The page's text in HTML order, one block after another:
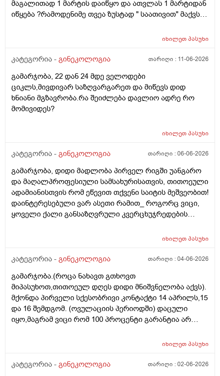
პასუხიც მივიღე და არა, ყველაფერი ჩვეულებრივადაა
არც ჭარბი სისხლდება არ არის.ადრე რომ 7 დღემდე
მითხარით რომ შეიმოწმეთო ტიესეიჩი და კიდევ სხვა
ასაკი 40
მაგალითად 1 მარტის დაიწყო და ათვლას 1 მარტიდან
იწყება ?რამოდენიმე თვეა ზუსტად " საათივით" მაქვს
მეშინია კიდევ ხომ არ ჩამოიწევს? მინდა რომ 25 ან
განმავლობაში ? შესაძლოა ისევ 23 ან 25 დღიანი
რამეა.ზოგადად წლებია აუტოიმონური თირეოდიტი
მაქვს.ხშირად მაქვს სანერვიულო.რითი შეიძლება
უნდაცკვების სახით რომ ვმართო ციკლის დღეები?
იხილეთპასუხი
კატეგორია - გინეკოლოგია თარიღი : 11-06-2026
გამარჯობა, 22 დან 24 მდე ველოდები
ციკლს,მივდივარ საზღვარგარეთ და მიწევს დიდ
ხნიანი მგზავრობა.რა შეიძლება დავლიო ადრე რო
მომივიდეს?
იხილეთპასუხი
კატეგორია - გინეკოლოგია თარიღი :06-06-2026
გამარჯობა, დიდი მადლობა პირველ რიგში უანგარო
და მაღალპროფესიული სამსახურისათვის, თითოეული
ადამიანისთვის რომ ეწევით თქვენი საიტის მეშვეობით!
დაინტერესებული ვარ ასეთი რამით_ როგორც ვიცი,
ყოველი ქალი განსაზღვრული კვერცხუჯრედების
თითოელისთვის, ეს რიცხვი ინდივიდუალურია? რაზეა
(ჩვილობიდან) რომელ პროცესებზე? ქალის
რომ დავუშვათ, ზოგიერთ ქალბატონს მეტი
რაოდენობა აქვთ მათ ორგანიზმში
კვერცხუჯრედებისა, დაბადების პროცესიდან და ზოგს
კი მცირე? მადლობთ!
იხილეთპასუხი
კატეგორია - გინეკოლოგია თარიღი :04-06-2026
გამარჯობა.(როცა ნახავთ გთხოვთ
მიპასუხოთ,თითოეულ დღეს დიდი მნიშვნელობა აქვს).
მქონდა პირველი სქესობრივი კონტაქტი 14 აპრილს,15
და 16 შემდგომ. (ოვულაციის პერიოდში) დაცული
იყო,მაგრამ ვიცი რომ 100 პროცენტი გარანტია არ
ვფოქრობ რადგანაც Implantation bleeding არსებობს და
ჩვეულებრივ 3-4 დღე,მაგრამ ადრე
იხილეთპასუხი
კატეგორია - გინეკოლოგია თარიღი :02-06-2026